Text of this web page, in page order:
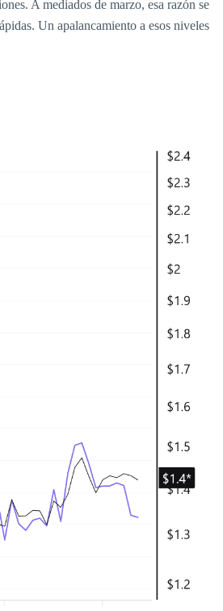
A mediados de marzo, esa razón se
Un apalancamiento a esos niveles